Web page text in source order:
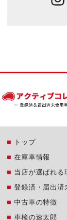
トップ
在庫車情報
当店が選ばれる
登録済・届出済
中古車の特徴
車検の速太郎